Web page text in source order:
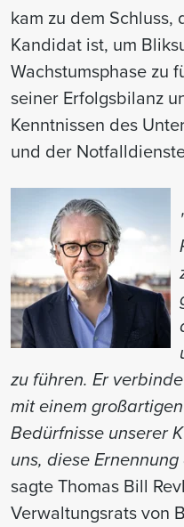
kam zu dem Schluss,
Kandidat ist, um
Wachstumsphase zu
seiner Erfolgsbilanz
Kenntnissen des
und der
zu führen. Er
mit einem
Bedürfnisse unserer
uns, diese
sagte Thomas Bill
Verwaltungsrats von